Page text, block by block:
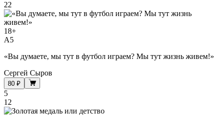
22
18+
A5
«Вы думаете, мы тут в футбол играем? Мы тут жизнь живем!»
Сергей Сыров
80 ₽
5
12